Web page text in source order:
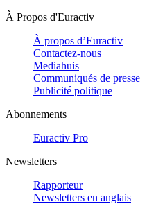
À Propos d'Euractiv
À propos d’Euractiv
Contactez-nous
Mediahuis
Communiqués de presse
Publicité politique
Abonnements
Euractiv Pro
Newsletters
Rapporteur
Newsletters en anglais